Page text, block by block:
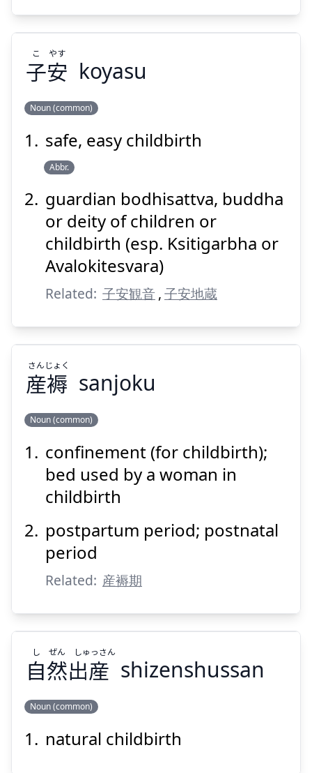
こ
やす
子安
こ やす
koyasu
Noun (common)
safe, easy childbirth
Abbr.
guardian bodhisattva, buddha
or deity of children or
childbirth (esp. Ksitigarbha or
Avalokitesvara)
Related: 子安観音,子安地蔵
産
褥
さん
じょく
産褥
さん じょく
sanjoku
Noun (common)
confinement (for childbirth);
bed used by a woman in
childbirth
postpartum period; postnatal
period
Related: 産褥期
ぜん
し
ゅっさん
自然出産
し ぜん しゅっさん
shizenshussan
Noun (common)
natural childbirth